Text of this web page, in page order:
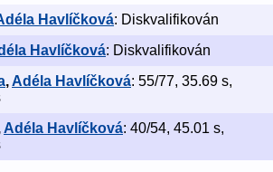
Havlíčková: Diskvalifikován
Havlíčková: Diskvalifikován
,Adéla Havlíčková: 55/77, 35.69 s,
Adéla Havlíčková: 40/54, 45.01 s,